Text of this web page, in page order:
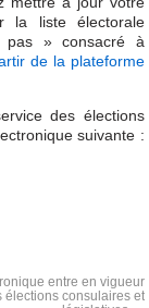
la liste électorale
pas » consacré à
de la plateforme
des élections
suivante :
entre en vigueur
élections consulaires et